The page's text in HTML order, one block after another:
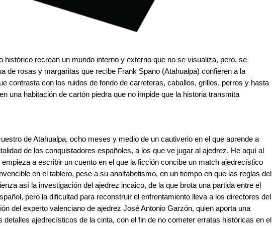
histórico recrean un mundo interno y externo que no se visualiza, pero, se
de rosas y margaritas que recibe Frank Spano (Atahualpa) confieren a la
contrasta con los ruidos de fondo de carreteras, caballos, grillos, perros y hasta
una habitación de cartón piedra que no impide que la historia transmita
de Atahualpa, ocho meses y medio de un cautiverio en el que aprende a
de los conquistadores españoles, a los que ve jugar al ajedrez. He aquí al
a escribir un cuento en el que la ficción concibe un match ajedrecístico
en el tablero, pese a su analfabetismo, en un tiempo en que las reglas del
así la investigación del ajedrez incaico, de la que brota una partida entre el
pero la dificultad para reconstruir el enfrentamiento lleva a los directores del
del experto valenciano de ajedrez José Antonio Garzón, quien aporta una
detalles ajedrecísticos de la cinta, con el fin de no cometer erratas históricas en el